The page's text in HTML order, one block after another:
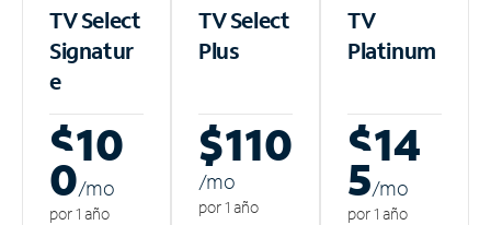
TV Select
Signatur
e
$10
0/mo
por 1 año
TV Select
Plus
$110
/mo
por 1 año
TV
Platinum
$14
5/mo
por 1 año